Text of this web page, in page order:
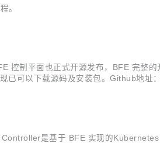
。
制平面也正式开源发布，BFE 完整
可以下载源码及安装包。Github地
是基于 BFE 实现的